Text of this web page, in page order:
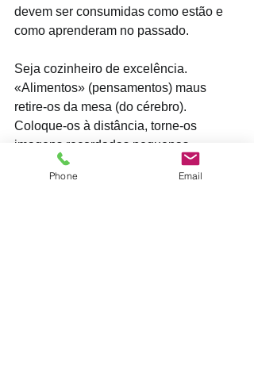
devem ser consumidas como estão e
como aprenderam no passado.
Seja cozinheiro de excelência.
«Alimentos» (pensamentos) maus
retire-os da mesa (do cérebro).
Coloque-os à distância, torne-os
imagens recordadas pequenas,
difusas, a preto e branco.
_______________________________
Phone Email